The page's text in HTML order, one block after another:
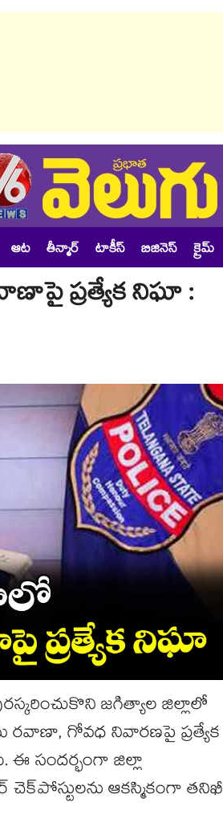
ఆట తీన్మార్ టాకీస్ బిజినెస్ క్రైమ్
ప్రత్యేక నిఘా :
జగిత్యాల జిల్లాలో
రవాణా, గోవధ నివారణపై ప్రత్యేక
ఈ సందర్భంగా జిల్లా
ఆకస్మికంగా తనిఖీ